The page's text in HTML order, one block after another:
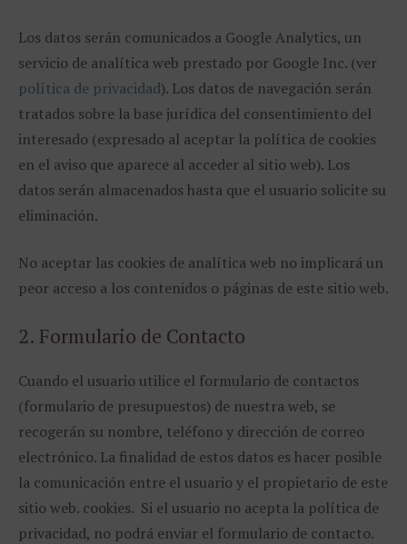
Los datos serán comunicados a Google Analytics, un
servicio de analítica web prestado por Google Inc. (ver
política de privacidad). Los datos de navegación serán
tratados sobre la base jurídica del consentimiento del
interesado (expresado al aceptar la política de cookies
en el aviso que aparece al acceder al sitio web). Los
datos serán almacenados hasta que el usuario solicite su
eliminación.
No aceptar las cookies de analítica web no implicará un
peor acceso a los contenidos o páginas de este sitio web.
2. Formulario de Contacto
Cuando el usuario utilice el formulario de contactos
(formulario de presupuestos) de nuestra web, se
recogerán su nombre, teléfono y dirección de correo
electrónico. La finalidad de estos datos es hacer posible
la comunicación entre el usuario y el propietario de este
sitio web. cookies. Si el usuario no acepta la política de
privacidad, no podrá enviar el formulario de contacto.